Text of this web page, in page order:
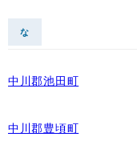
な
中川郡池田町
中川郡豊頃町